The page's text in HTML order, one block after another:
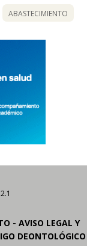
ABASTECIMIENTO
- AVISO LEGAL Y
DEONTOLÓGICO